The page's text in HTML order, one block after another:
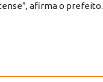
afirma o prefeito.